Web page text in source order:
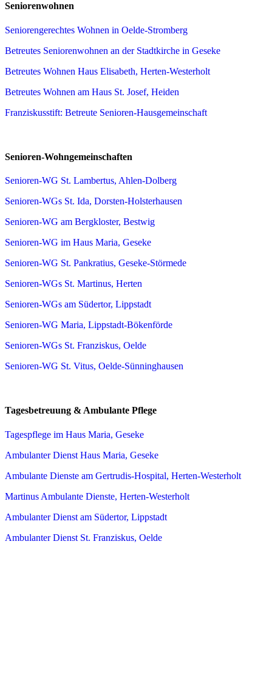
Seniorenwohnen
Seniorengerechtes Wohnen in Oelde-Stromberg
Betreutes Seniorenwohnen an der Stadtkirche in Geseke
Betreutes Wohnen Haus Elisabeth, Herten-Westerholt
Betreutes Wohnen am Haus St. Josef, Heiden
Franziskusstift: Betreute Senioren-Hausgemeinschaft
Senioren-Wohngemeinschaften
Senioren-WG St. Lambertus, Ahlen-Dolberg
Senioren-WGs St. Ida, Dorsten-Holsterhausen
Senioren-WG am Bergkloster, Bestwig
Senioren-WG im Haus Maria, Geseke
Senioren-WG St. Pankratius, Geseke-Störmede
Senioren-WGs St. Martinus, Herten
Senioren-WGs am Südertor, Lippstadt
Senioren-WG Maria, Lippstadt-Bökenförde
Senioren-WGs St. Franziskus, Oelde
Senioren-WG St. Vitus, Oelde-Sünninghausen
Tagesbetreuung & Ambulante Pflege
Tagespflege im Haus Maria, Geseke
Ambulanter Dienst Haus Maria, Geseke
Ambulante Dienste am Gertrudis-Hospital, Herten-Westerholt
Martinus Ambulante Dienste, Herten-Westerholt
Ambulanter Dienst am Südertor, Lippstadt
Ambulanter Dienst St. Franziskus, Oelde